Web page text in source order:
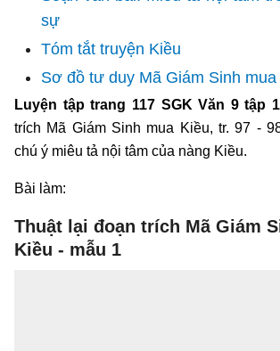
sự
Tóm tắt truyện Kiều
Sơ đồ tư duy Mã Giám Sinh mua
Luyện tập trang 117 SGK Văn 9 tập 1
trích Mã Giám Sinh mua Kiều, tr. 97 -
chú ý miêu tả nội tâm của nàng Kiều.
Bài làm:
Thuật lại đoạn trích Mã Giám
Kiều - mẫu 1